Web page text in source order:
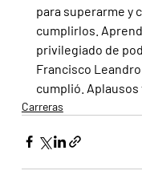
para superarme y
cumplirlos.
privilegiado de
Francisco
cumplió. Aplausos
Carreras